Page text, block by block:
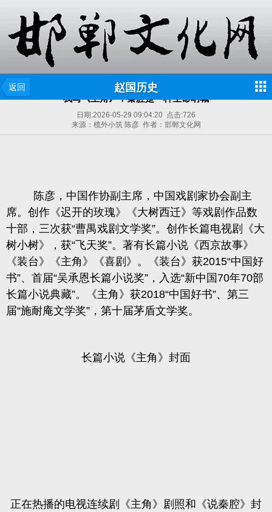
返回 赵国历史
我写《主角》：秦腔是一种生命呐喊
日期:2026-05-29 09:04:20 点击:726
来源：榄外小筑 陈彦 作者：邯郸文化网
陈彦，中国作协副主席，中国戏剧家协会副主
席。创作《迟开的玫瑰》《大树西迁》等戏剧作品数
十部，三次获“曹禺戏剧文学奖”。创作长篇电视剧《大
树小树》，获“飞天奖”。著有长篇小说《西京故事》
《装台》《主角》《喜剧》。《装台》获2015“中国好
书”、首届“吴承恩长篇小说奖”，入选“新中国70年70部
长篇小说典藏”。《主角》获2018“中国好书”、第三
届“施耐庵文学奖”，第十届茅盾文学奖。
长篇小说《主角》封面
正在热播的电视连续剧《主角》剧照和《说秦腔》封